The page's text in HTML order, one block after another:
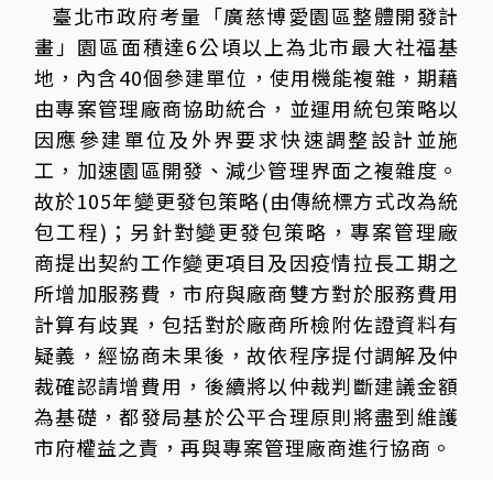
臺北市政府考量「廣慈博愛園區整體開發計
畫」園區面積達6公頃以上為北市最大社福基
地，內含40個參建單位，使用機能複雜，期藉
由專案管理廠商協助統合，並運用統包策略以
因應參建單位及外界要求快速調整設計並施
工，加速園區開發、減少管理界面之複雜度。
故於105年變更發包策略(由傳統標方式改為統
包工程)；另針對變更發包策略，專案管理廠
商提出契約工作變更項目及因疫情拉長工期之
所增加服務費，市府與廠商雙方對於服務費用
計算有歧異，包括對於廠商所檢附佐證資料有
疑義，經協商未果後，故依程序提付調解及仲
裁確認請增費用，後續將以仲裁判斷建議金額
為基礎，都發局基於公平合理原則將盡到維護
市府權益之責，再與專案管理廠商進行協商。